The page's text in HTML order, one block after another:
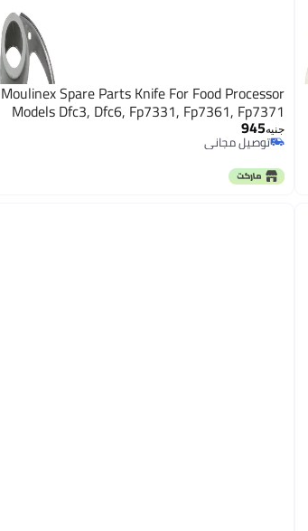
Moulinex Spare Parts Knife For Food Processor
Models Dfc3, Dfc6, Fp7331, Fp7361, Fp7371
جنيه945
توصيل مجاني
توصيل مجاني